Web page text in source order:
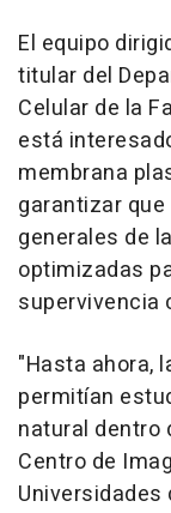
El equipo
titular del
Celular de la
está
membrana
garantizar
generales de
optimizadas
supervivencia
"Hasta ahora,
permitían
natural dentro
Centro de
Universidades